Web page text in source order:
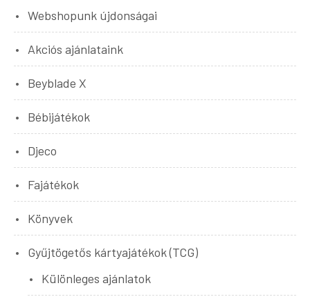
Webshopunk újdonságai
Akciós ajánlataink
Beyblade X
Bébijátékok
Djeco
Fajátékok
Könyvek
Gyűjtögetős kártyajátékok (TCG)
Különleges ajánlatok